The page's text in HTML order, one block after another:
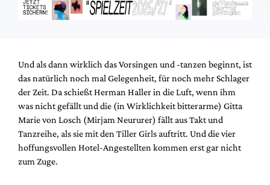
Und als dann wirklich das Vorsingen und -tanzen beginnt, ist
das natürlich noch mal Gelegenheit, für noch mehr Schlager
der Zeit. Da schießt Herman Haller in die Luft, wenn ihm
was nicht gefällt und die (in Wirklichkeit bitterarme) Gitta
Marie von Losch (Mirjam Neururer) fällt aus Takt und
Tanzreihe, als sie mit den Tiller Girls auftritt. Und die vier
hoffungsvollen Hotel-Angestellten kommen erst gar nicht
zum Zuge.